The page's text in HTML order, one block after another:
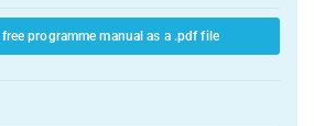
programme manual as a .pdf file